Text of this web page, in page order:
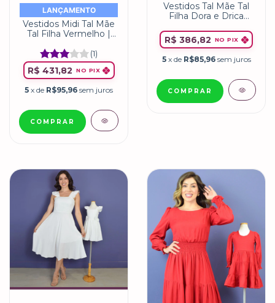
LANÇAMENTO
Vestidos Midi Tal Mãe
Tal Filha Vermelho |
(1)
R$ 431,82 NO PIX
5 x de R$95,96 sem juros
COMPRAR
Vestidos Tal Mãe Tal
Filha Dora e Drica
infantil
R$ 386,82 NO PIX
5 x de R$85,96 sem juros
COMPRAR